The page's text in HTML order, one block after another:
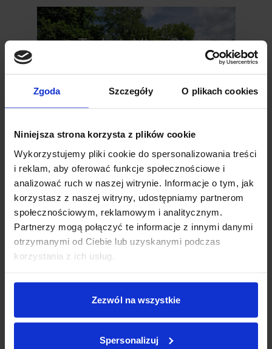
Zgoda Szczegóły O plikach cookies
Niniejsza strona korzysta z plików cookie
Wykorzystujemy pliki cookie do spersonalizowania treści
i reklam, aby oferować funkcje społecznościowe i
analizować ruch w naszej witrynie. Informacje o tym, jak
korzystasz z naszej witryny, udostępniamy partnerom
społecznościowym, reklamowym i analitycznym.
Partnerzy mogą połączyć te informacje z innymi danymi
otrzymanymi od Ciebie lub uzyskanymi podczas
korzystania z ich usług.
Zezwól na wszystkie
Spersonalizuj
Technic View Pro
PRODUKT ANSEHEN
Technic Pro
Dachterrasse
PRODUKT ANSEHEN
Premium-Modelle